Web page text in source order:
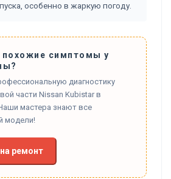
особенно в жаркую погоду.
похожие симптомы у
диагностику
части Nissan Kubistar в
мастера знают все
модели!
ремонт